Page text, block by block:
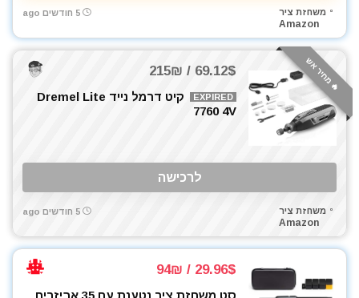
מטר
מכונת צביעה אירלס
מכונת שטיפה בלחץ
מכסחות דשא
מכשירי מדידה ופלסים
מלחם
מלטשת מרובעת
מסור גבהים
משחזת ציר
Amazon
5 חודשים ago
🔥 מחיר אש 69.12$ / 215₪
EXPIRED
קיט דרמל נייד Dremel Lite
7760 4V
לרכישה
משחזת ציר
Amazon
5 חודשים ago
29.96$ / 94₪
סט משחזת ציר נטענת עם 35 אביזרים